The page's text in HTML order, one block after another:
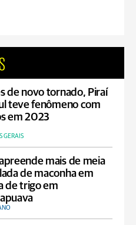
de novo tornado, Piraí
teve fenômeno com
em 2023
GERAIS
apreende mais de meia
de maconha em
de trigo em